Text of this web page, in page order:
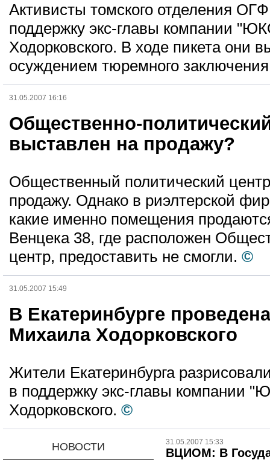
Активисты томского отделения
поддержку экс-главы компании
Ходорковского. В ходе пикета они
осуждением тюремного
31.05.2007 16:16
Общественно-
выставлен на продажу?
Общественный политический
продажу. Однако в риэлтерской
какие именно помещения
Венцека 38, где расположен
центр, предоставить не смогли. ©
31.05.2007 15:49
В Екатеринбурге
Михаила Ходорковского
Жители Екатеринбурга
в поддержку экс-главы компании
Ходорковского. ©
НОВОСТИ 31.05.2007 15:33
ВЦИОМ: В